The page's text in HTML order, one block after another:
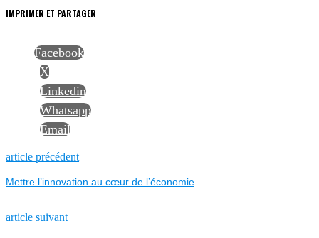
IMPRIMER ET PARTAGER
Facebook
X
Linkedin
Whatsapp
Email
NAVIGATION
DE
L’ARTICLE
article précédentPrevious
Mettre l’innovation au cœur de l’économie
article suivantNext